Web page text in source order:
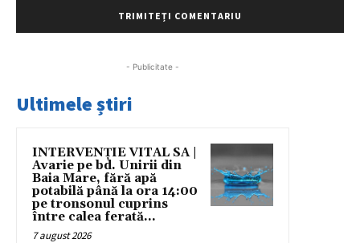
- Publicitate -
Ultimele știri
INTERVENȚIE VITAL SA |
Avarie pe bd. Unirii din
Baia Mare, fără apă
potabilă până la ora 14:00
pe tronsonul cuprins
între calea ferată...
7 august 2026